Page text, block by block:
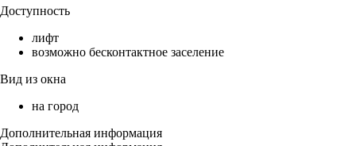
Доступность
лифт
возможно бесконтактное заселение
Вид из окна
на город
Дополнительная информация